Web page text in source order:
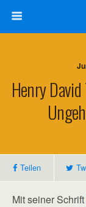
Henry
Teilen
Mit seiner Schrift